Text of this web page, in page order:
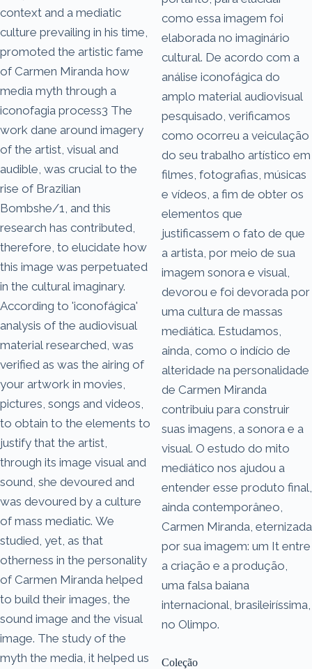
context and a mediatic
culture prevailing in his time,
promoted the artistic fame
of Carmen Miranda how
media myth through a
iconofagia process3 The
work dane around imagery
of the artist, visual and
audible, was crucial to the
rise of Brazilian
Bombshe/1, and this
research has contributed,
therefore, to elucidate how
this image was perpetuated
in the cultural imaginary.
According to 'iconofágica'
analysis of the audiovisual
material researched, was
verified as was the airing of
your artwork in movies,
pictures, songs and videos,
to obtain to the elements to
justify that the artist,
through its image visual and
sound, she devoured and
was devoured by a culture
of mass mediatic. We
studied, yet, as that
otherness in the personality
of Carmen Miranda helped
to build their images, the
sound image and the visual
image. The study of the
myth the media, it helped us
como essa imagem foi
elaborada no imaginário
cultural. De acordo com a
análise iconofágica do
amplo material audiovisual
pesquisado, verificamos
como ocorreu a veiculação
do seu trabalho artístico em
filmes, fotografias, músicas
e vídeos, a fim de obter os
elementos que
justificassem o fato de que
a artista, por meio de sua
imagem sonora e visual,
devorou e foi devorada por
uma cultura de massas
mediática. Estudamos,
ainda, como o indício de
alteridade na personalidade
de Carmen Miranda
contribuiu para construir
suas imagens, a sonora e a
visual. O estudo do mito
mediático nos ajudou a
entender esse produto final,
ainda contemporâneo,
Carmen Miranda, eternizada
por sua imagem: um It entre
a criação e a produção,
uma falsa baiana
internacional, brasileiríssima,
no Olimpo.
Coleção